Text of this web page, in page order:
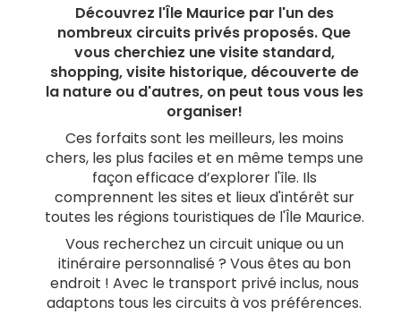
Découvrez l'Île Maurice par l'un des
nombreux circuits privés proposés. Que
vous cherchiez une visite standard,
shopping, visite historique, découverte de
la nature ou d'autres, on peut tous vous les
organiser!
Ces forfaits sont les meilleurs, les moins
chers, les plus faciles et en même temps une
façon efficace d’explorer l'île. Ils
comprennent les sites et lieux d'intérêt sur
toutes les régions touristiques de l'Île Maurice.
Vous recherchez un circuit unique ou un
itinéraire personnalisé ? Vous êtes au bon
endroit ! Avec le transport privé inclus, nous
adaptons tous les circuits à vos préférences.